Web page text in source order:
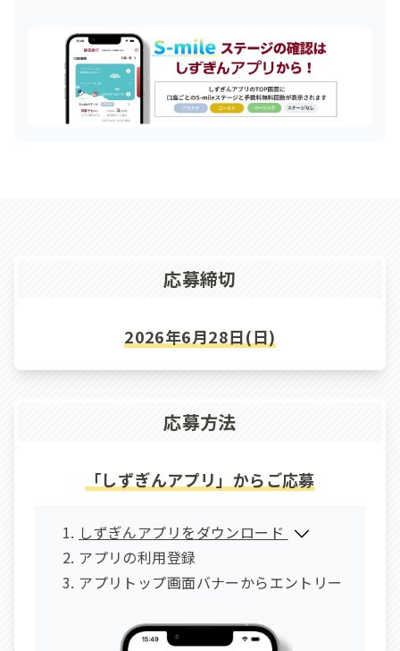
応募締切
2026年6月28日(日)
応募方法
「しずぎんアプリ」からご応募
しずぎんアプリをダウンロード
アプリの利用登録
アプリトップ画面バナーからエントリー